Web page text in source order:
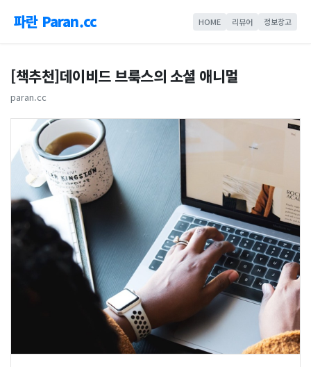
파란 Paran.cc HOME 리뷰어 정보창고
[책추천]데이비드 브룩스의 소셜 애니멀
paran.cc